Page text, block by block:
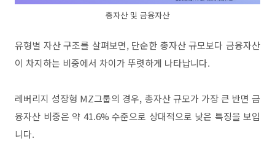
총자산 및 금융자산
유형별 자산 구조를 살펴보면, 단순한 총자산 규모보다 금융자산
이 차지하는 비중에서 차이가 뚜렷하게 나타납니다.
레버리지 성장형 MZ그룹의 경우, 총자산 규모가 가장 큰 반면 금
융자산 비중은 약 41.6% 수준으로 상대적으로 낮은 특징을 보입
니다.